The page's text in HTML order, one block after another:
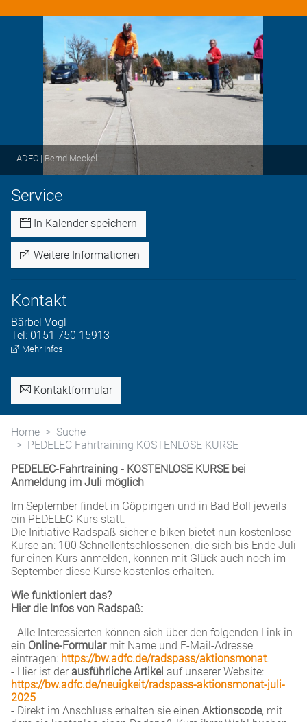
ADFC | Bernd Meckel
Service
In Kalender speichern
Weitere Informationen
Kontakt
Bärbel Vogl
Tel: 0151 750 15913
Mehr Infos
Kontaktformular
Home
Suche
PEDELEC Fahrtraining KOSTENLOSE KURSE
PEDELEC-Fahrtraining - KOSTENLOSE KURSE bei
Anmeldung im Juli möglich
Im September findet in Göppingen und in Bad Boll jeweils
ein PEDELEC-Kurs statt.
Die Initiative Radspaß-sicher e-biken bietet nun kostenlose
Kurse an: 100 Schnellentschlossenen, die sich bis Ende Juli
für einen Kurs anmelden, können mit Glück auch noch im
September diese Kurse kostenlos erhalten.
Wie funktioniert das?
Hier die Infos von Radspaß:
- Alle Interessierten können sich über den folgenden Link in
ein Online-Formularmit Name und E-Mail-Adresse
eintragen: https://bw.adfc.de/radspass/aktionsmonat.
- Hier ist der ausführliche Artikel auf unserer Website:
https://bw.adfc.de/neuigkeit/radspass-aktionsmonat-juli-
2025
- Direkt im Anschluss erhalten sie einen Aktionscode, mit